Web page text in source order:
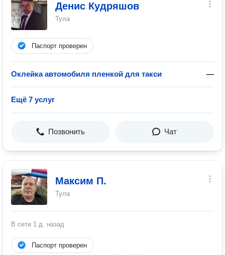
Денис Кудряшов
Тула
Паспорт проверен
Оклейка автомобиля пленкой для такси —
Ещё 7 услуг
Позвонить Чат
Максим П.
Тула
В сети 1 д. назад
Паспорт проверен